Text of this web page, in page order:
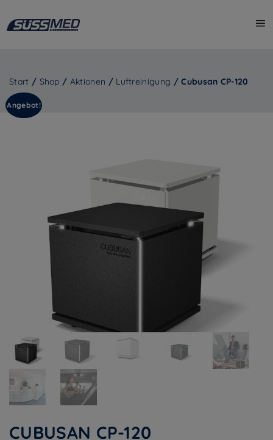
Start / Shop / Aktionen / Luftreinigung / Cubusan CP-120
Angebot!
CUBUSAN CP-120